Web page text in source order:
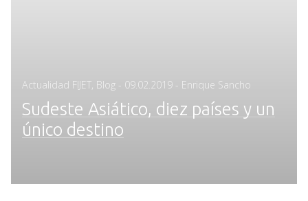
Actualidad FIJET Blog - Posted
09.02.2019 - Enrique Sancho
Sudeste Asiático, diez países y un
único destino